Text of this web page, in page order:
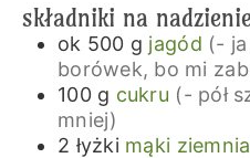
składniki na
ok 500 g jagód (-
borówek, bo mi
100 g cukru (- pół
mniej)
2 łyżki mąki